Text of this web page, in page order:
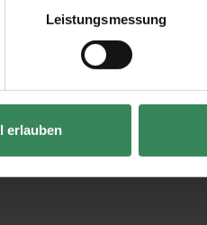
Leistungsmessung
erlauben